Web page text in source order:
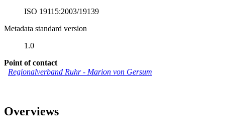
ISO 19115:2003/19139
Metadata standard version
1.0
Point of contact
Regionalverband Ruhr- Marion von Gersum
Overviews